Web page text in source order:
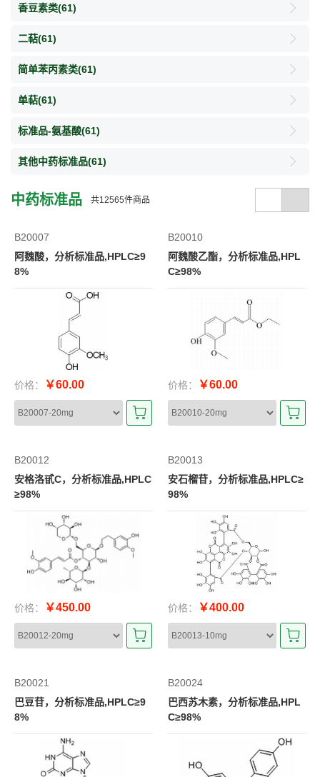
香豆素类(61)
二萜(61)
简单苯丙素类(61)
单萜(61)
标准品-氨基酸(61)
其他中药标准品(61)
中药标准品 共12565件商品
B20007
阿魏酸，分析标准品,HPLC≥9
8%
价格： ￥60.00
B20010
阿魏酸乙酯，分析标准品,HPL
C≥98%
价格： ￥60.00
B20012
安格洛甙C，分析标准品,HPLC
≥98%
价格： ￥450.00
B20013
安石榴苷，分析标准品,HPLC≥
98%
价格： ￥400.00
B20021
巴豆苷，分析标准品,HPLC≥9
8%
B20024
巴西苏木素，分析标准品,HPL
C≥98%